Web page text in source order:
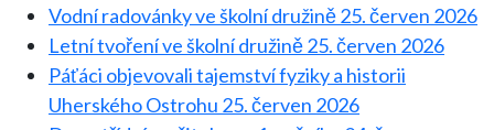
Vodní radovánky ve školní družině25. červen 2026
Letní tvoření ve školní družině25. červen 2026
Páťáci objevovali tajemství fyziky a historii
Uherského Ostrohu 25. červen 2026